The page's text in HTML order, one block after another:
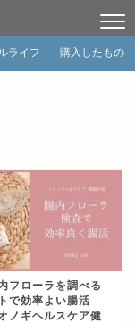
ライフ 購入したもの
フローラを調べる
で効率よい腸活
ノギヘルスケア健